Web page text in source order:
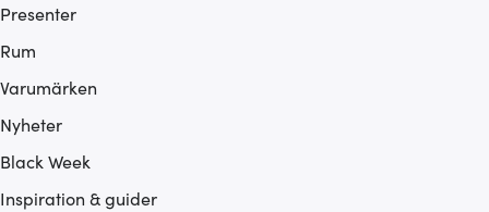
Presenter
Rum
Varumärken
Nyheter
Black Week
Inspiration & guider